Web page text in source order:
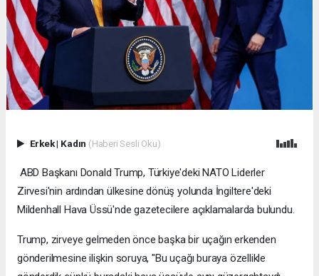
Erkek| Kadın (Haberi Sesli Oku)
ABD Başkanı Donald Trump, Türkiye'deki NATO Liderler
Zirvesi'nin ardından ülkesine dönüş yolunda İngiltere'deki
Mildenhall Hava Üssü'nde gazetecilere açıklamalarda bulundu.
Trump, zirveye gelmeden önce başka bir uçağın erkenden
gönderilmesine ilişkin soruya, "Bu uçağı buraya özellikle